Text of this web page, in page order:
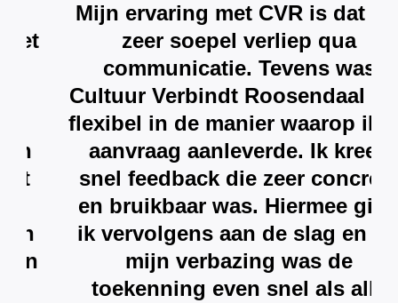
Mijn ervaring met CVR is dat het
zeer soepel verliep qua
communicatie. Tevens was
Cultuur Verbindt Roosendaal ook
flexibel in de manier waarop ik de
aanvraag aanleverde. Ik kreeg
snel feedback die zeer concreet
en bruikbaar was. Hiermee ging
ik vervolgens aan de slag en tot
mijn verbazing was de
toekenning even snel als alle